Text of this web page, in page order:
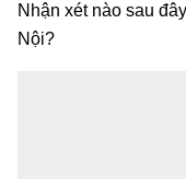
Nhận xét nào sau
Nội?